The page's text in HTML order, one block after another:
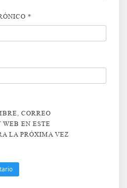
*
CORREO
EN ESTE
LA PRÓXIMA VEZ